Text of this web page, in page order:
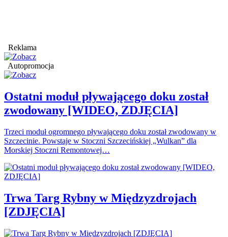
Reklama
Autopromocja
Ostatni moduł pływającego doku został
zwodowany [WIDEO, ZDJĘCIA]
Trzeci moduł ogromnego pływającego doku został zwodowany w
Szczecinie. Powstaje w Stoczni Szczecińskiej „Wulkan” dla
Morskiej Stoczni Remontowej…
Trwa Targ Rybny w Międzyzdrojach
[ZDJĘCIA]